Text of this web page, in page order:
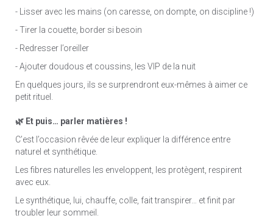
- Lisser avec les mains (on caresse, on dompte, on discipline !)
- Tirer la couette, border si besoin
- Redresser l’oreiller
- Ajouter doudous et coussins, les VIP de la nuit
En quelques jours, ils se surprendront eux-mêmes à aimer ce
petit rituel.
🌿 Et puis… parler matières !
C’est l’occasion rêvée de leur expliquer la différence entre
naturel et synthétique.
Les fibres naturelles les enveloppent, les protègent, respirent
avec eux.
Le synthétique, lui, chauffe, colle, fait transpirer… et finit par
troubler leur sommeil.